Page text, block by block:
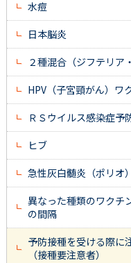
水痘
日本脳炎
２種混合（ジフテリア
HPV（子宮頸がん）ワ
ＲＳウイルス感染症予
ヒブ
急性灰白髄炎（ポリオ）
異なった種類のワクチ
の間隔
予防接種を受ける際に
（接種要注意者）